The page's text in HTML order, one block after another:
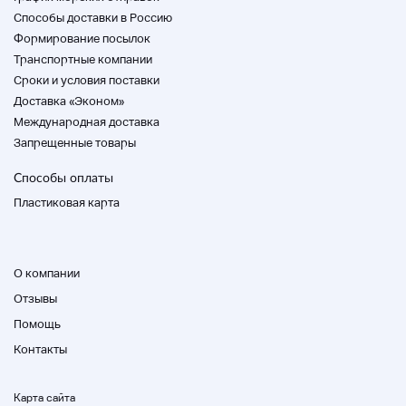
Способы доставки в Россию
Формирование посылок
Транспортные компании
Cроки и условия поставки
Доставка «Эконом»
Международная доставка
Запрещенные товары
Способы оплаты
Пластиковая карта
О компании
Отзывы
Помощь
Контакты
Карта сайта